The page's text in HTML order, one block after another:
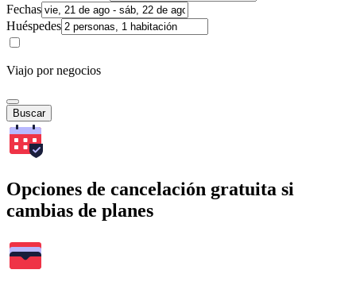
Fechas
Huéspedes
Viajo por negocios
Buscar
Opciones de cancelación gratuita si
cambias de planes